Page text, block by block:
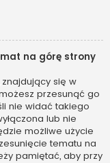
na górę strony
znajdujący się w
przesunąć go
nie widać takiego
lub nie
możliwe użycie
tematu na
pamiętać, aby przy